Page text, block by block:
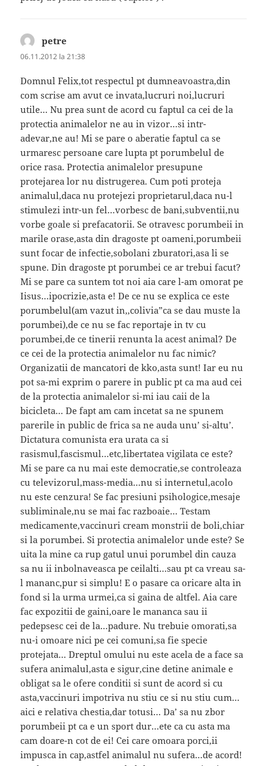
petre
06.11.2012 la 21:38
Domnul Felix,tot respectul pt dumneavoastra,din
com scrise am avut ce invata,lucruri noi,lucruri
utile… Nu prea sunt de acord cu faptul ca cei de la
protectia animalelor ne au in vizor…si intr-
adevar,ne au! Mi se pare o aberatie faptul ca se
urmaresc persoane care lupta pt porumbelul de
orice rasa. Protectia animalelor presupune
protejarea lor nu distrugerea. Cum poti proteja
animalul,daca nu protejezi proprietarul,daca nu-l
stimulezi intr-un fel…vorbesc de bani,subventii,nu
vorbe goale si prefacatorii. Se otravesc porumbeii in
marile orase,asta din dragoste pt oameni,porumbeii
sunt focar de infectie,sobolani zburatori,asa li se
spune. Din dragoste pt porumbei ce ar trebui facut?
Mi se pare ca suntem tot noi aia care l-am omorat pe
Iisus…ipocrizie,asta e! De ce nu se explica ce este
porumbelul(am vazut in,,colivia”ca se dau muste la
porumbei),de ce nu se fac reportaje in tv cu
porumbei,de ce tinerii renunta la acest animal? De
ce cei de la protectia animalelor nu fac nimic?
Organizatii de mancatori de kko,asta sunt! Iar eu nu
pot sa-mi exprim o parere in public pt ca ma aud cei
de la protectia animalelor si-mi iau caii de la
bicicleta… De fapt am cam incetat sa ne spunem
parerile in public de frica sa ne auda unu’ si-altu’.
Dictatura comunista era urata ca si
rasismul,fascismul…etc,libertatea vigilata ce este?
Mi se pare ca nu mai este democratie,se controleaza
cu televizorul,mass-media…nu si internetul,acolo
nu este cenzura! Se fac presiuni psihologice,mesaje
subliminale,nu se mai fac razboaie… Testam
medicamente,vaccinuri cream monstrii de boli,chiar
si la porumbei. Si protectia animalelor unde este? Se
uita la mine ca rup gatul unui porumbel din cauza
sa nu ii inbolnaveasca pe ceilalti…sau pt ca vreau sa-
l mananc,pur si simplu! E o pasare ca oricare alta in
fond si la urma urmei,ca si gaina de altfel. Aia care
fac expozitii de gaini,oare le mananca sau ii
pedepsesc cei de la…padure. Nu trebuie omorati,sa
nu-i omoare nici pe cei comuni,sa fie specie
protejata… Dreptul omului nu este acela de a face sa
sufera animalul,asta e sigur,cine detine animale e
obligat sa le ofere conditii si sunt de acord si cu
asta,vaccinuri impotriva nu stiu ce si nu stiu cum…
aici e relativa chestia,dar totusi… Da’ sa nu zbor
porumbeii pt ca e un sport dur…ete ca cu asta ma
cam doare-n cot de ei! Cei care omoara porci,ii
impusca in cap,astfel animalul nu sufera…de acord!